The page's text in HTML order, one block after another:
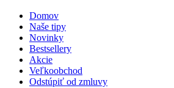
Domov
Naše tipy
Novinky
Bestsellery
Akcie
Veľkoobchod
Odstúpiť od zmluvy